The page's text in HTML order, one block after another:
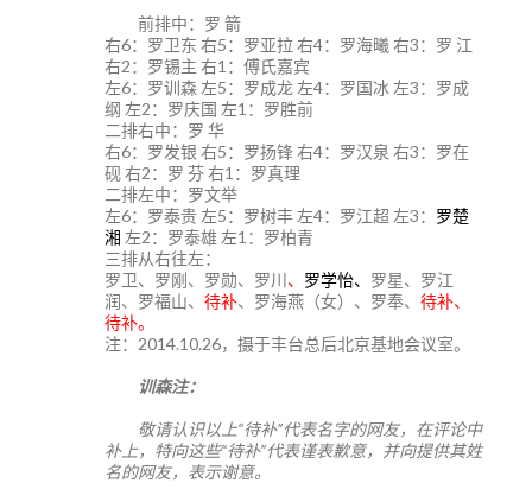
前排中：罗 箭
右6：罗卫东 右5：罗亚拉 右4：罗海曦 右3：罗 江
右2：罗锡主 右1：傅氏嘉宾
左6：罗训森 左5：罗成龙 左4：罗国冰 左3：罗成
纲 左2：罗庆国 左1：罗胜前
二排右中：罗 华
右6：罗发银 右5：罗扬锋 右4：罗汉泉 右3：罗在
砚 右2：罗 芬 右1：罗真理
二排左中：罗文举
左6：罗泰贵 左5：罗树丰 左4：罗江超 左3： 罗楚
湘 左2：罗泰雄 左1：罗柏青
三排从右往左：
罗卫、罗刚、罗勋、罗川、 罗学怡、 罗星、罗江
润、罗福山、 待补、罗海燕（女）、罗奉、 待补、
待补。
注：2014.10.26，摄于丰台总后北京基地会议室。
训森注：
敬请认识以上“待补”代表名字的网友，在评论中
补上，特向这些“待补”代表谨表歉意，并向提供其姓
名的网友，表示谢意。